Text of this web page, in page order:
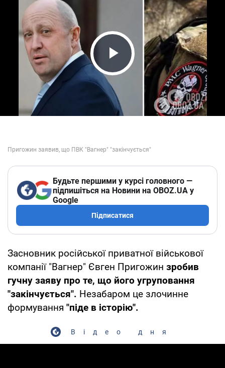
Play Video
Будьте першими у курсі головного —
підпишіться на Новини на OBOZ.UA у
Google
Підписатися
Засновник російської приватної військової
компанії "Вагнер" Євген Пригожин зробив
гучну заяву про те, що його угруповання
"закінчується". Незабаром це злочинне
формування "піде в історію".
Відео дня